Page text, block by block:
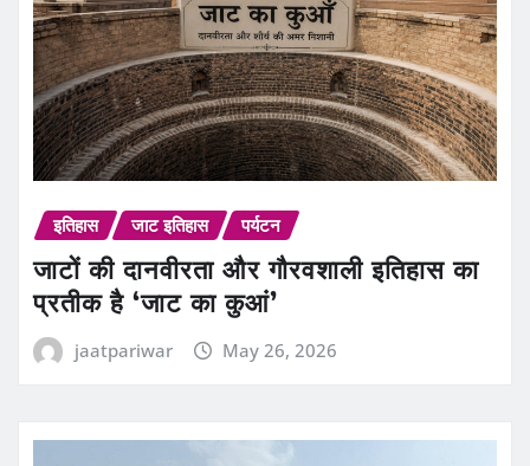
इतिहास जाट इतिहास पर्यटन
जाटों की दानवीरता और गौरवशाली इतिहास का
प्रतीक है ‘जाट का कुआं’
jaatpariwar May 26, 2026